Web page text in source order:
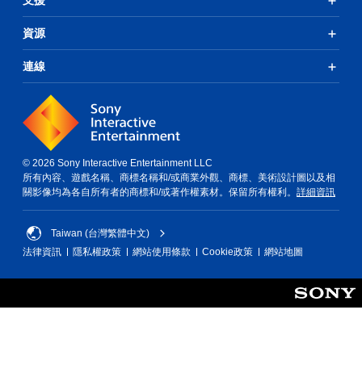
資源
連線
© 2026 Sony Interactive Entertainment LLC
所有內容、遊戲名稱、商標名稱和/或商業外觀、商標、美術設計圖以及相
關影像均為各自所有者的商標和/或著作權素材。保留所有權利。 詳細資訊
Taiwan (台灣繁體中文)
法律資訊
隱私權政策 網站使用條款 Cookie政策 網站地圖